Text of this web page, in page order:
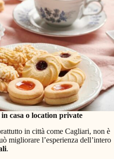
casa o location private
in città come Cagliari, non è
migliorare l’esperienza dell’intero
.